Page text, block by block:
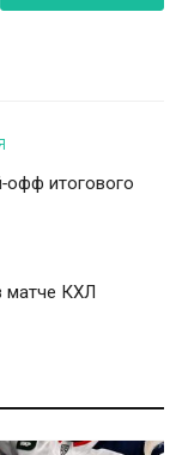
офф итогового
матче КХЛ